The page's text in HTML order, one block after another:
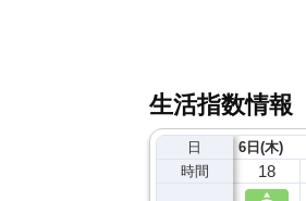
生活指数情報
日
時間
6日(木)
18